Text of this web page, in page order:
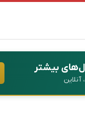
بیشتر